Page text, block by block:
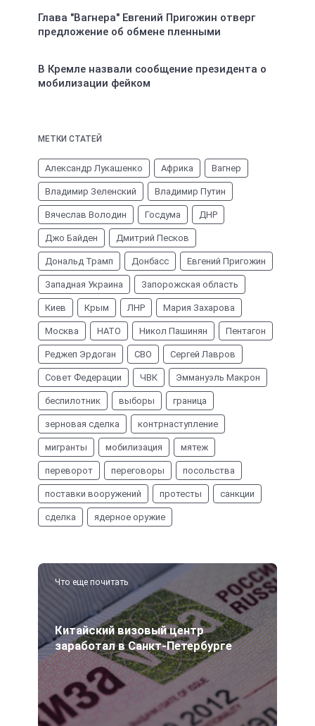
Глава "Вагнера" Евгений Пригожин отверг
предложение об обмене пленными
В Кремле назвали сообщение президента о
мобилизации фейком
МЕТКИ СТАТЕЙ
Александр Лукашенко Африка Вагнер
Владимир Зеленский Владимир Путин
Вячеслав Володин Госдума ДНР
Джо Байден Дмитрий Песков
Дональд Трамп Донбасс Евгений Пригожин
Западная Украина Запорожская область
Киев Крым ЛНР Мария Захарова
Москва НАТО Никол Пашинян Пентагон
Реджеп Эрдоган СВО Сергей Лавров
Совет Федерации ЧВК Эммануэль Макрон
беспилотник выборы граница
зерновая сделка контрнаступление
мигранты мобилизация мятеж
переворот переговоры посольства
поставки вооружений протесты санкции
сделка ядерное оружие
Что еще почитать
Китайский визовый центр
заработал в Санкт-Петербурге